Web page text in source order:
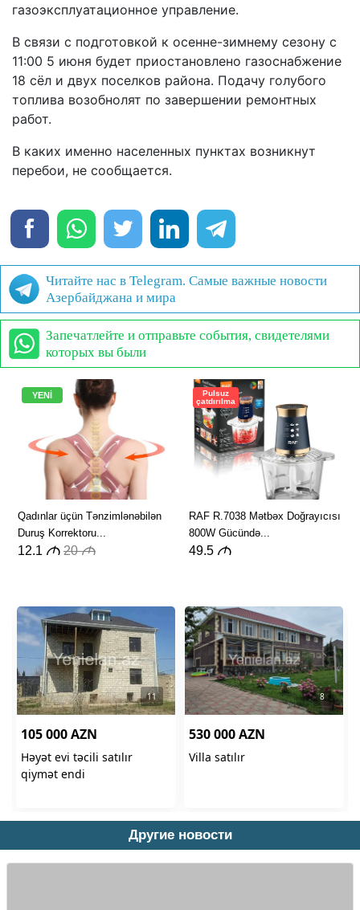
газоэксплуатационное управление.
В связи с подготовкой к осенне-зимнему сезону с
11:00 5 июня будет приостановлено газоснабжение
18 сёл и двух поселков района. Подачу голубого
топлива возобнолят по завершении ремонтных
работ.
В каких именно населенных пунктах возникнут
перебои, не сообщается.
Читайте нас в Telegram. Самые важные новости
Азербайджана и мира
Запечатлейте и отправьте события, свидетелями
которых вы были
Другие новости